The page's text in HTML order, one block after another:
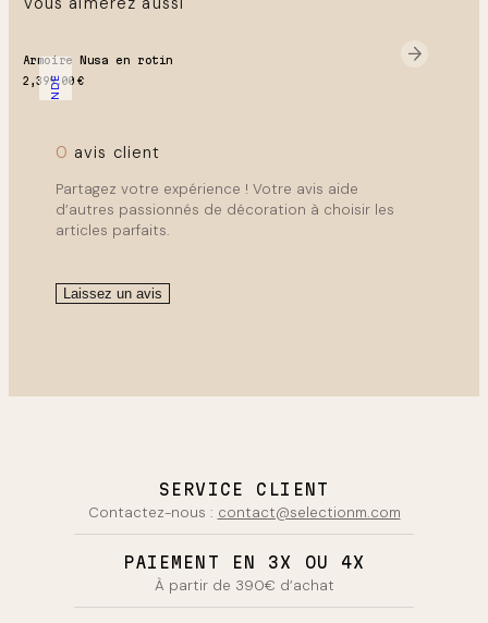
SUR COMMANDE
Armoire Nusa en rotin
2,399.00 €
0 avis client
Partagez votre expérience ! Votre avis aide
d’autres passionnés de décoration à choisir les
articles parfaits.
Laissez un avis
SERVICE CLIENT
Contactez-nous : contact@selectionm.com
PAIEMENT EN 3X OU 4X
À partir de 390€ d’achat